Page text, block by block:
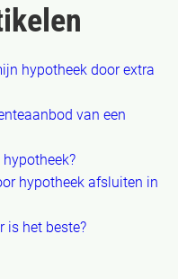
hypotheek door extra
van een
hypotheek?
hypotheek afsluiten in
is het beste?